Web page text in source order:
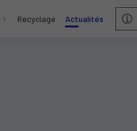
Recyclage Actualités